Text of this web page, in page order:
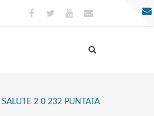
SALUTE 2 0 232 PUNTATA